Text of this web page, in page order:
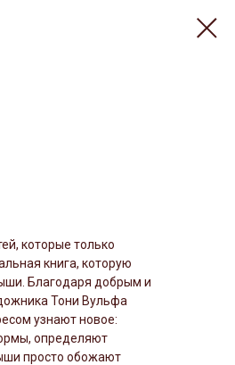
которые только
книга, которую
Благодаря добрым и
Тони Вульфа
узнают новое:
определяют
просто обожают